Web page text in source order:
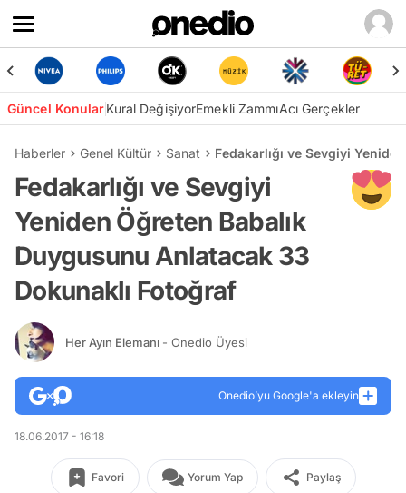
Güncel KonularKural DeğişiyorEmekli ZammıAcı Gerçekler
Haberler Genel Kültür Sanat Fedakarlığı ve Sevgiyi
Fedakarlığı ve Sevgiyi
Yeniden Öğreten Babalık
Duygusunu Anlatacak 33
Dokunaklı Fotoğraf
Her Ayın Elemanı - Onedio Üyesi
Onedio’yu Google'a ekleyin
18.06.2017 - 16:18
Favori Yorum Yap Paylaş